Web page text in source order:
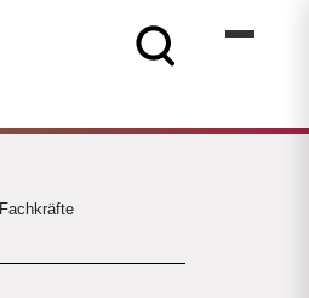
Fachkräfte